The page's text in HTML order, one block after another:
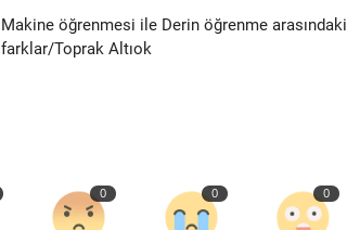
Makine öğrenmesi ile Derin öğrenme arasındaki
farklar/Toprak Altıok
0 0 0